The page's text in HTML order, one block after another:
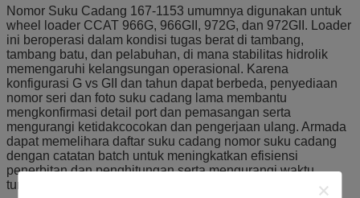
Nomor Suku Cadang 167-1153 umumnya digunakan untuk
wheel loader CCAT 966G, 966GII, 972G, dan 972GII. Loader
ini beroperasi dalam kondisi tugas berat di tambang,
tambang batu, dan pelabuhan, di mana stabilitas hidrolik
memengaruhi kelangsungan operasional. Karena
konfigurasi G vs GII dan tahun dapat berbeda, penyediaan
nomor seri dan foto suku cadang lama membantu
mengkonfirmasi detail port dan pemasangan serta
mengurangi ketidakcocokan dan pengerjaan ulang. Armada
dapat memelihara daftar suku cadang nomor suku cadang
dengan catatan batch untuk meningkatkan efisiensi
penerbitan dan penghitungan serta mengurangi waktu
tunggu di lokasi kerja.